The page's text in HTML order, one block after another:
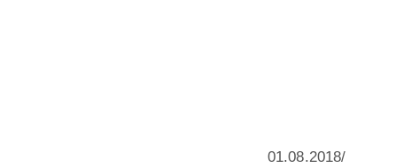
01.08.2018/